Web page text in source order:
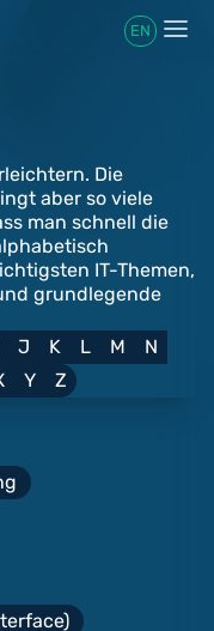
EN
Die
aber so viele
man schnell die
IT-Themen,
grundlegende
J K L M
N
Y Z